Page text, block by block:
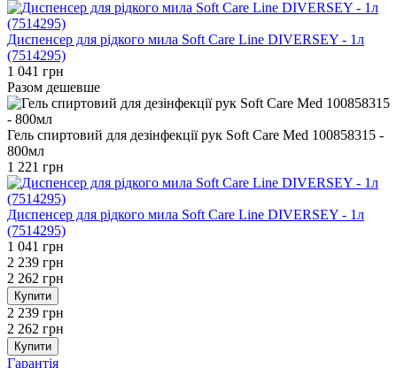
Диспенсер для рідкого мила Soft Care Line DIVERSEY - 1л
(7514295)
1 041 грн
Разом дешевше
Гель спиртовий для дезінфекції рук Soft Care Med 100858315 -
800мл
1 221 грн
Диспенсер для рідкого мила Soft Care Line DIVERSEY - 1л
(7514295)
1 041 грн
2 239 грн
2 262 грн
Купити
2 239 грн
2 262 грн
Купити
Гарантія